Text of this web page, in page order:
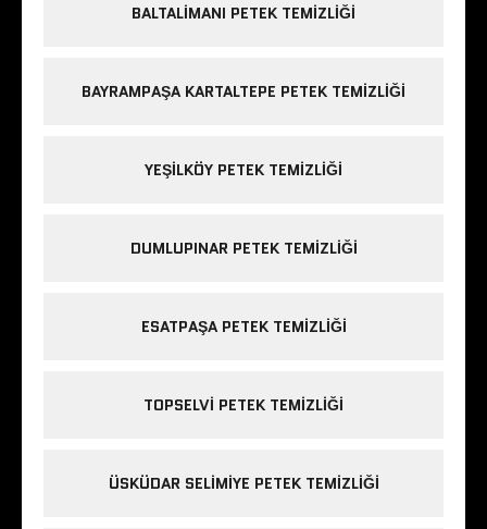
BALTALIMANI PETEK TEMIZLIĞI
BAYRAMPAŞA KARTALTEPE PETEK TEMIZLIĞI
YEŞILKÖY PETEK TEMIZLIĞI
DUMLUPINAR PETEK TEMIZLIĞI
ESATPAŞA PETEK TEMIZLIĞI
TOPSELVI PETEK TEMIZLIĞI
ÜSKÜDAR SELIMIYE PETEK TEMIZLIĞI